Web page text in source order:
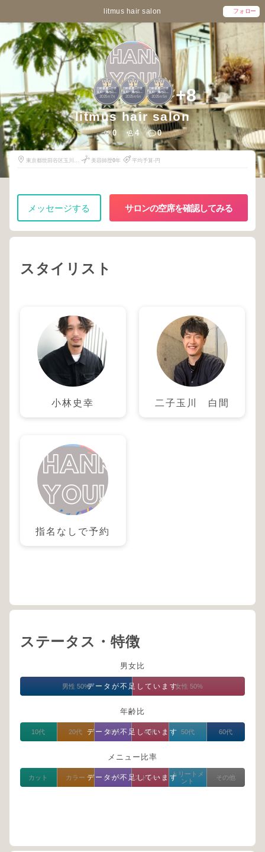
litmus hair salon フォロー
1
三軒茶屋・二子
玉川・溝の口・
青葉台
2025年7月
1
三軒茶屋・二子
玉川・溝の口・
青葉台
2025年6月
1
三軒茶屋・二子
玉川・溝の口・
青葉台
2025年5月 +8
litmus hair salon
0 4 0
東京都世田谷区玉川3-
美容師歴0年 平均予算-円
メッセージする サロンの空席を確認してみる
スタイリスト
小林史幸 二子玉川 白間
指名なしで予約
ステータス・特徴
男女比
データが不足しています
男性 50% 女性 50%
年齢比
データが不足しています
10代 20代 30代 40代 50代 60代
メニュー比率
データが不足しています
カット カラー パーマ ストレート
トリートメ
ント
その他